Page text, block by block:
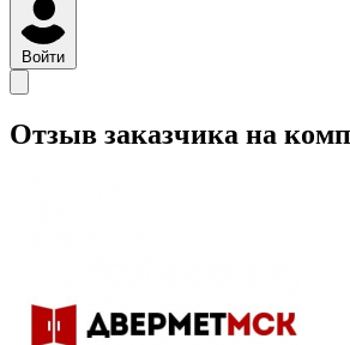
Войти
Отзыв заказчика на